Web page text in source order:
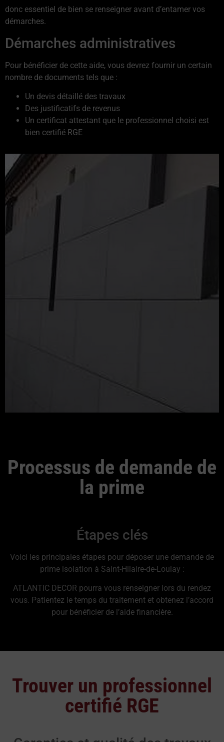
donc essentiel de bien se renseigner avant d’entamer vos
démarches.
Démarches administratives
Pour bénéficier de cette aide, vous devrez fournir un certain
nombre de documents tels que :
Un devis détaillé des travaux
Des justificatifs de revenus
Un certificat attestant que le professionnel choisi est
bien certifié RGE
Processus de demande de
la prime
Étapes clés
Voici les principales étapes pour déposer une demande de
prime isolation à Saint-Hilaire-de-Loulay :
ATLANTIC DECOR pourra vous renseigner lors du rendez
vous. Patientez le temps du traitement et obtenez l’accord
pour bénéficier de l’aide financière.
Trouver un professionnel
certifié RGE